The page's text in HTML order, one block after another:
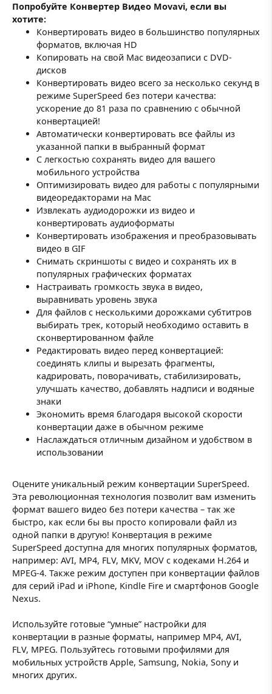
Попробуйте Конвертер Видео Movavi, если вы
хотите:
Конвертировать видео в большинство популярных
форматов, включая HD
Копировать на свой Mac видеозаписи с DVD-
дисков
Конвертировать видео всего за несколько секунд в
режиме SuperSpeed без потери качества:
ускорение до 81 раза по сравнению с обычной
конвертацией!
Автоматически конвертировать все файлы из
указанной папки в выбранный формат
С легкостью сохранять видео для вашего
мобильного устройства
Оптимизировать видео для работы с популярными
видеоредакторами на Mac
Извлекать аудиодорожки из видео и
конвертировать аудиоформаты
Конвертировать изображения и преобразовывать
видео в GIF
Снимать скриншоты с видео и сохранять их в
популярных графических форматах
Настраивать громкость звука в видео,
выравнивать уровень звука
Для файлов с несколькими дорожками субтитров
выбирать трек, который необходимо оставить в
сконвертированном файле
Редактировать видео перед конвертацией:
соединять клипы и вырезать фрагменты,
кадрировать, поворачивать, стабилизировать,
улучшать качество, добавлять надписи и водяные
знаки
Экономить время благодаря высокой скорости
конвертации даже в обычном режиме
Наслаждаться отличным дизайном и удобством в
использовании
Оцените уникальный режим конвертации SuperSpeed.
Эта революционная технология позволит вам изменить
формат вашего видео без потери качества – так же
быстро, как если бы вы просто копировали файл из
одной папки в другую! Конвертация в режиме
SuperSpeed доступна для многих популярных форматов,
например: AVI, MP4, FLV, MKV, MOV с кодеками H.264 и
MPEG-4. Также режим доступен при конвертации файлов
для серий iPad и iPhone, Kindle Fire и смартфонов Google
Nexus.
Используйте готовые “умные” настройки для
конвертации в разные форматы, например MP4, AVI,
FLV, MPEG. Пользуйтесь готовыми профилями для
мобильных устройств Apple, Samsung, Nokia, Sony и
многих других.